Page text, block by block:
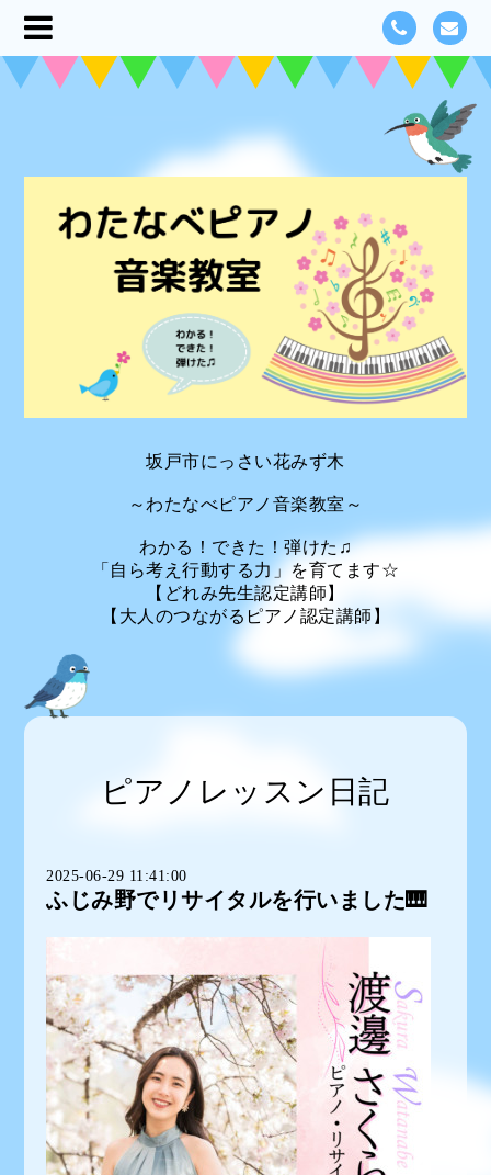
坂戸市にっさい花みず木
～わたなべピアノ音楽教室～
わかる！できた！弾けた♫
「自ら考え行動する力」を育てます☆
【どれみ先生認定講師】
【大人のつながるピアノ認定講師】
ピアノレッスン日記
2025-06-29 11:41:00
ふじみ野でリサイタルを行いました🎹